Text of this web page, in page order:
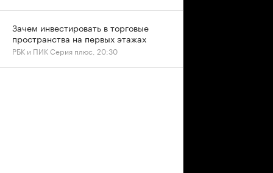
Зачем инвестировать в торговые
пространства на первых этажах
РБК и ПИК Серия плюс, 20:30